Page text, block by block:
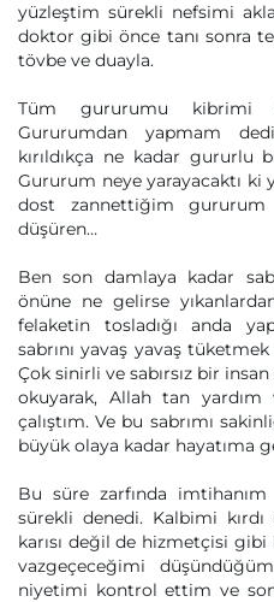
yüzleştim sürekli nefsimi
doktor gibi önce tanı sonra
tövbe ve duayla.
Tüm gururumu kibrimi
Gururumdan yapmam
kırıldıkça ne kadar
Gururum neye yarayacaktı ki
dost zannettiğim
düşüren…
Ben son damlaya kadar
önüne ne gelirse
felaketin tosladığı anda
sabrını yavaş yavaş
Çok sinirli ve sabırsız bir
okuyarak, Allah tan yardım
çalıştım. Ve bu sabrımı
büyük olaya kadar hayatıma
Bu süre zarfında
sürekli denedi. Kalbimi
karısı değil de hizmetçisi
vazgeçeceğimi
niyetimi kontrol ettim ve